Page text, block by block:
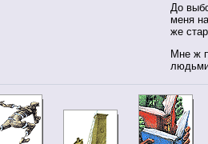
До
меня
же
Мне ж